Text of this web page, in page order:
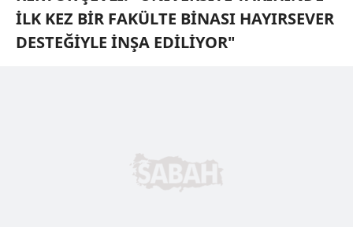
İLK KEZ BİR FAKÜLTE BİNASI HAYIRSEVER
DESTEĞİYLE İNŞA EDİLİYOR"